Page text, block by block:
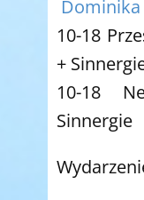
10-18
+
10-18
Sinnergie